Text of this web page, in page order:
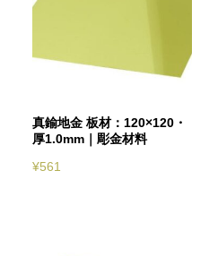
真鍮地金 板材：120×120・
厚1.0mm｜彫金材料
¥561